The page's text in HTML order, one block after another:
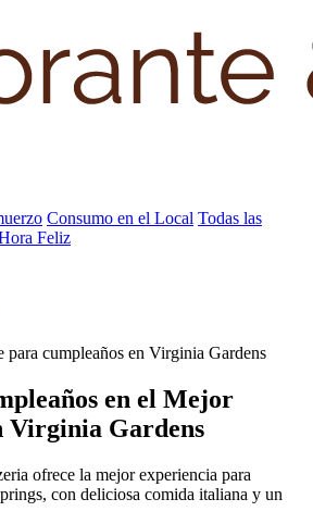
Consumo en el Local Todas las
Feliz
para cumpleaños en Virginia Gardens
en el Mejor
Virginia Gardens
ofrece la mejor experiencia para
con deliciosa comida italiana y un